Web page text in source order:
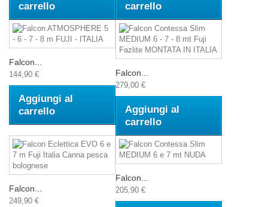
carrello
carrello
Falcon...
144,90 €
Aggiungi al
carrello
Falcon...
279,00 €
Aggiungi al
carrello
Falcon...
249,90 €
Falcon...
205,90 €